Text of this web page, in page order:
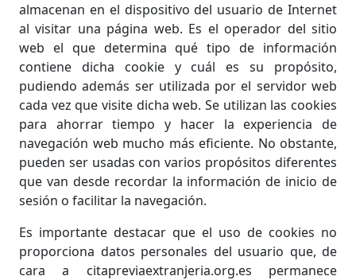
almacenan en el dispositivo del usuario de Internet
al visitar una página web. Es el operador del sitio
web el que determina qué tipo de información
contiene dicha cookie y cuál es su propósito,
pudiendo además ser utilizada por el servidor web
cada vez que visite dicha web. Se utilizan las cookies
para ahorrar tiempo y hacer la experiencia de
navegación web mucho más eficiente. No obstante,
pueden ser usadas con varios propósitos diferentes
que van desde recordar la información de inicio de
sesión o facilitar la navegación.
Es importante destacar que el uso de cookies no
proporciona datos personales del usuario que, de
cara a citapreviaextranjeria.org.es permanece